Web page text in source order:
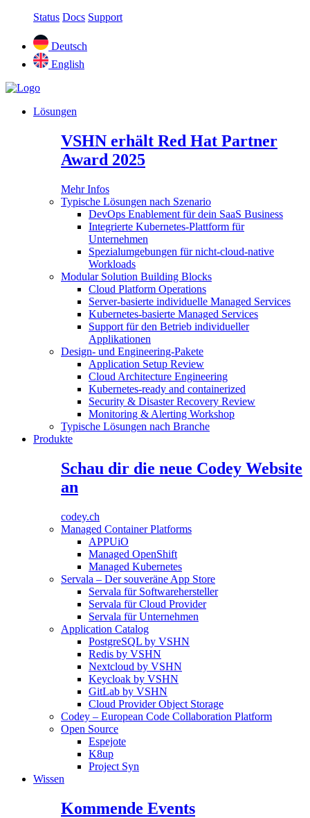
Status Docs Support
Deutsch
English
Lösungen
VSHN erhält Red Hat Partner
Award 2025
Mehr Infos
Typische Lösungen nach Szenario
DevOps Enablement für dein SaaS Business
Integrierte Kubernetes-Plattform für
Unternehmen
Spezialumgebungen für nicht-cloud-native
Workloads
Modular Solution Building Blocks
Cloud Platform Operations
Server-basierte individuelle Managed Services
Kubernetes-basierte Managed Services
Support für den Betrieb individueller
Applikationen
Design- und Engineering-Pakete
Application Setup Review
Cloud Architecture Engineering
Kubernetes-ready and containerized
Security & Disaster Recovery Review
Monitoring & Alerting Workshop
Typische Lösungen nach Branche
Produkte
Schau dir die neue Codey Website
an
codey.ch
Managed Container Platforms
APPUiO
Managed OpenShift
Managed Kubernetes
Servala – Der souveräne App Store
Servala für Softwarehersteller
Servala für Cloud Provider
Servala für Unternehmen
Application Catalog
PostgreSQL by VSHN
Redis by VSHN
Nextcloud by VSHN
Keycloak by VSHN
GitLab by VSHN
Cloud Provider Object Storage
Codey – European Code Collaboration Platform
Open Source
Espejote
K8up
Project Syn
Wissen
Kommende Events